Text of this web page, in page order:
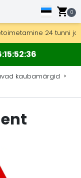
0
üle 99 €.
24 tunni
kaartide ja
15 52 35
kaubamärgid